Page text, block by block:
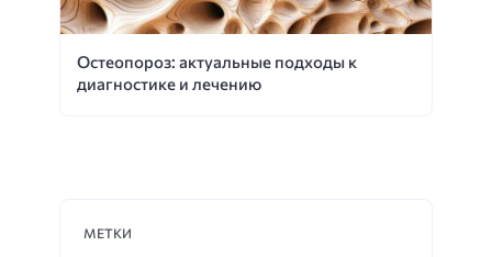
Остеопороз: актуальные подходы к
диагностике и лечению
МЕТКИ